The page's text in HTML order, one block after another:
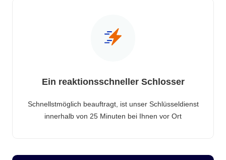
Ein reaktionsschneller Schlosser
Schnellstmöglich beauftragt, ist unser Schlüsseldienst
innerhalb von 25 Minuten bei Ihnen vor Ort